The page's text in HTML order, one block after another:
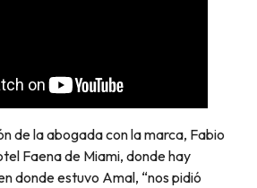
de la abogada con la marca, Fabio
Faena de Miami, donde hay
donde estuvo Amal, “nos pidió